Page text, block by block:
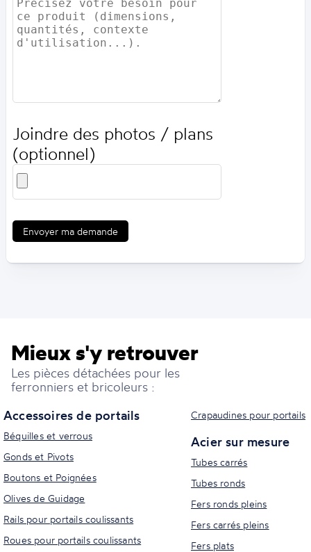
Joindre des photos / plans
(optionnel)
Envoyer ma demande
Mieux s'y retrouver
Les pièces détachées pour les
ferronniers et bricoleurs :
Accessoires de portails
Béquilles et verrous
Gonds et Pivots
Boutons et Poignées
Olives de Guidage
Rails pour portails coulissants
Roues pour portails coulissants
Crapaudines pour portails
Acier sur mesure
Tubes carrés
Tubes ronds
Fers ronds pleins
Fers carrés pleins
Fers plats